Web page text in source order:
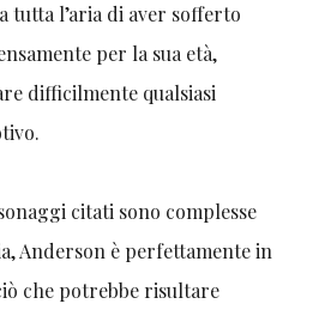
tutta l’aria di aver sofferto
per la sua età,
difficilmente qualsiasi
citati sono complesse
Anderson è perfettamente in
che potrebbe risultare